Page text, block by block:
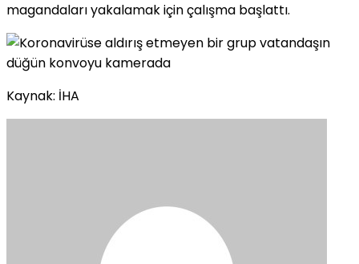
magandaları yakalamak için çalışma başlattı.
Kaynak: İHA